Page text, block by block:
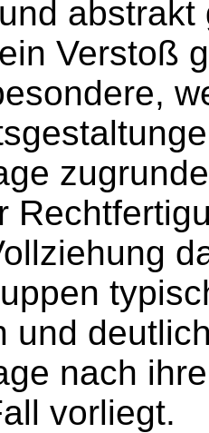
Verstoß
und
nach
vorliegt.